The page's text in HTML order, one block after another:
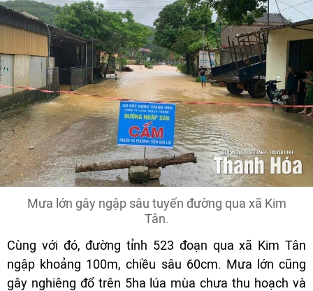
Mưa lớn gây ngập sâu tuyến đường qua xã Kim
Tân.
Cùng với đó, đường tỉnh 523 đoạn qua xã Kim Tân
ngập khoảng 100m, chiều sâu 60cm. Mưa lớn cũng
gây nghiêng đổ trên 5ha lúa mùa chưa thu hoạch và